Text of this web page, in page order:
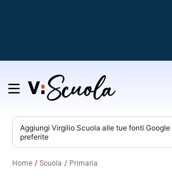
Salta
contenuto
Aggiungi Virgilio Scuola alle tue fonti Google
preferite
Home Scuola Primaria